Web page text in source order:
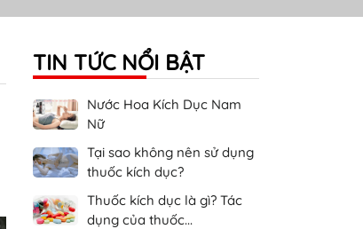
TIN TỨC NỔI BẬT
Nước Hoa Kích Dục Nam
Nữ
Tại sao không nên sử dụng
thuốc kích dục?
Thuốc kích dục là gì? Tác
dụng của thuốc...